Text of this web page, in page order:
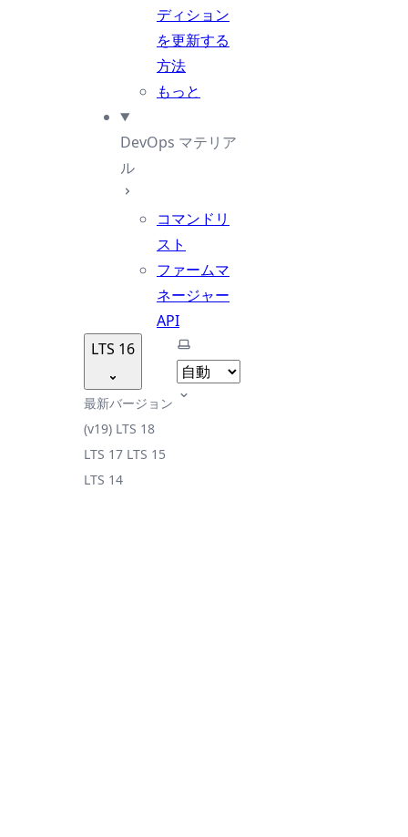
ディション
を更新する
方法
もっと
DevOps マテリア
ル
コマンドリ
スト
ファームマ
ネージャー
API
LTS 16
最新バージョン
(v19) LTS 18
LTS 17 LTS 15
LTS 14
テーマを選択